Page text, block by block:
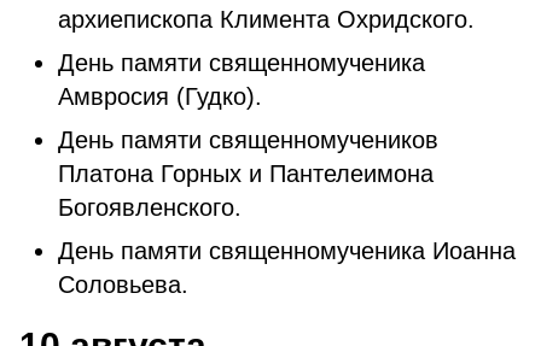
архиепископа Климента Охридского.
День памяти священномученика
Амвросия (Гудко).
День памяти священномучеников
Платона Горных и Пантелеимона
Богоявленского.
День памяти священномученика Иоанна
Соловьева.